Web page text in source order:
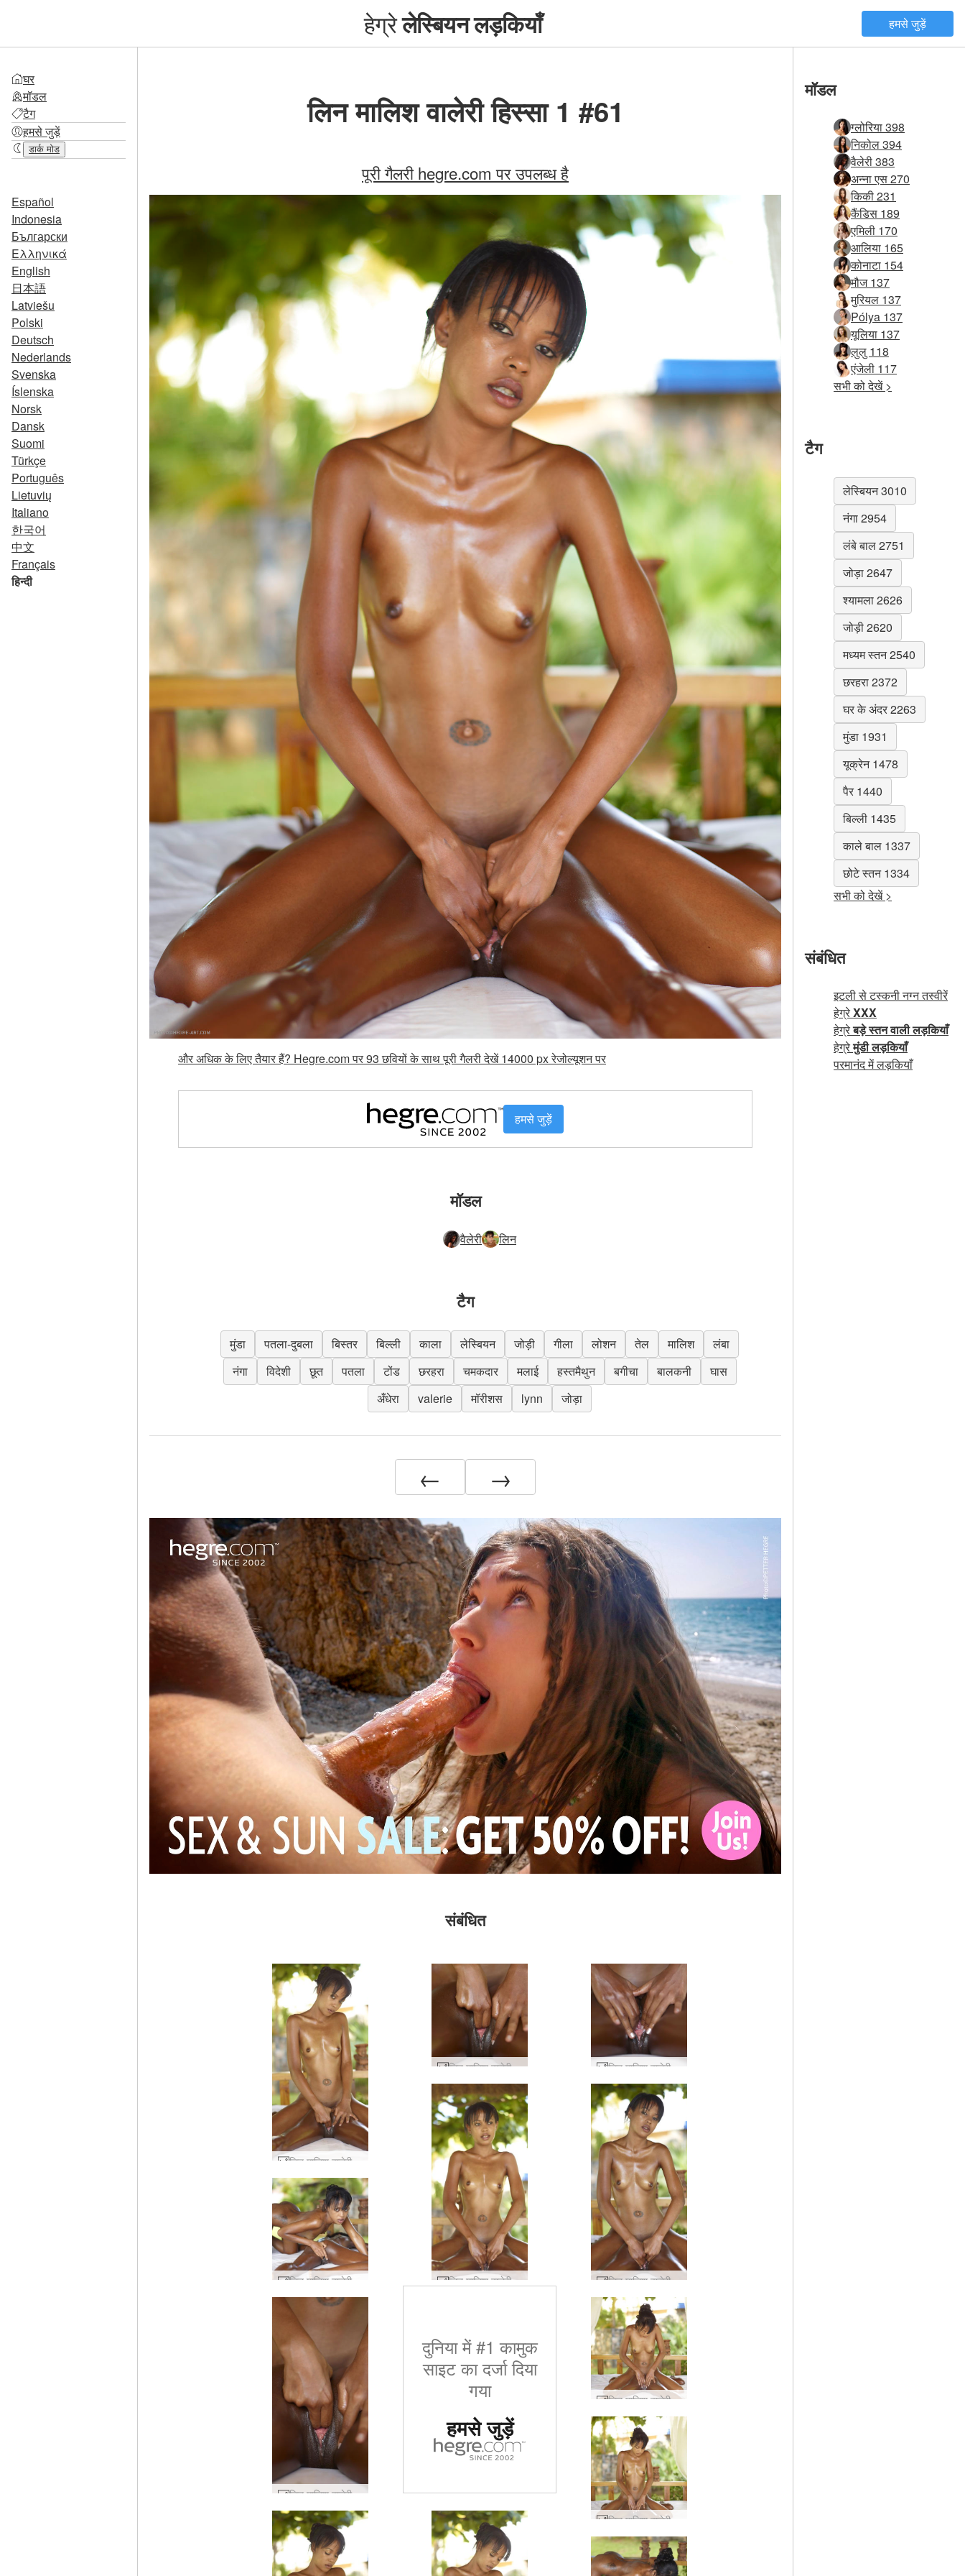
हेग्रेलेस्बियन लड़कियाँ हमसे जुड़ें
घर
मॉडल
टैग
हमसे जुड़ें
डार्क मोड
Español
Indonesia
Български
Ελληνικά
English
日本語
Latviešu
Polski
Deutsch
Nederlands
Svenska
Íslenska
Norsk
Dansk
Suomi
Türkçe
Português
Lietuvių
Italiano
한국어
中文
Français
हिन्दी
लिन मालिश वालेरी हिस्सा 1 #61
पूरी गैलरी hegre.com पर उपलब्ध है
और अधिक के लिए तैयार हैं? Hegre.com पर 93 छवियों के साथ पूरी गैलरी देखें 14000 px रेजोल्यूशन पर
हमसे जुड़ें
मॉडल
वैलेरी लिन
टैग
मुंडा पतला-दुबला बिस्तर बिल्ली काला लेस्बियन जोड़ी गीला लोशन तेल मालिश
लंबा
नंगा
विदेशी छूत पतला टोंड छरहरा चमकदार मलाई हस्तमैथुन बगीचा बालकनी
घास
अँधेरा
valerie मॉरीशस lynn जोड़ा
← →
संबंधित
लिन मालिश वालेरी हिस्सा 1 #41 लिन मालिश वालेरी हिस्सा 1 #52
लिन मालिश वालेरी हिस्सा 1 #48 लिन मालिश वालेरी हिस्सा 1 #64
लिन मालिश वालेरी हिस्सा 1 #40
दुनिया में #1 कामुक
साइट का दर्जा दिया
गया
हमसे जुड़ें
लिन मालिश वालेरी हिस्सा 1 #45
लिन मालिश वालेरी हिस्सा 1 #44
मॉडल
ग्लोरिया 398
निकोल 394
वैलेरी 383
अन्ना एस 270
किकी 231
कैंडिस 189
एमिली 170
आलिया 165
कोनाटा 154
मौज 137
मुरियल 137
Pólya 137
यूलिया 137
लुलु 118
एंजेली 117
सभी को देखें >
टैग
लेस्बियन 3010
नंगा 2954
लंबे बाल 2751
जोड़ा 2647
श्यामला 2626
जोड़ी 2620
मध्यम स्तन 2540
छरहरा 2372
घर के अंदर 2263
मुंडा 1931
यूक्रेन 1478
पैर 1440
बिल्ली 1435
काले बाल 1337
छोटे स्तन 1334
सभी को देखें >
संबंधित
इटली से टस्कनी नग्न तस्वीरें
हेग्रेXXX
हेग्रेबड़े स्तन वाली लड़कियाँ
हेग्रेमुंडी लड़कियाँ
परमानंद में लड़कियाँ